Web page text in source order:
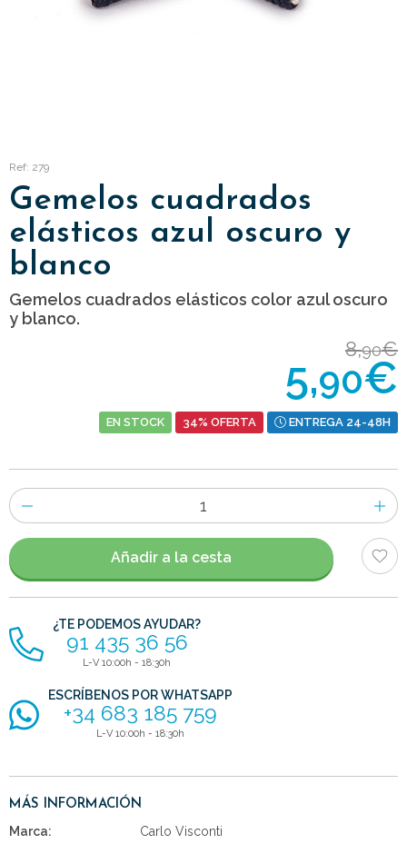
Ref: 279
Gemelos cuadrados
elásticos azul oscuro y
blanco
Gemelos cuadrados elásticos color azul oscuro
y blanco.
8,90€
5,90€
EN STOCK 34% OFERTA ENTREGA 24-48H
Número
de
artículos
Añadir a la cesta
¿TE PODEMOS AYUDAR?
91 435 36 56
L-V 10:00h - 18:30h
ESCRÍBENOS POR WHATSAPP
+34 683 185 759
L-V 10:00h - 18:30h
MÁS INFORMACIÓN
Marca:
Carlo Visconti